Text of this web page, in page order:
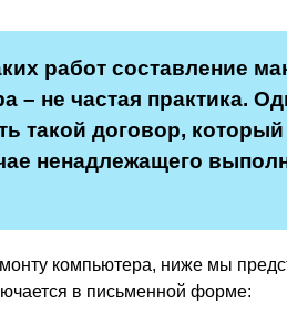
работ составление
– не частая практика.
такой договор,
ненадлежащего
компьютера, ниже мы
в письменной форме: